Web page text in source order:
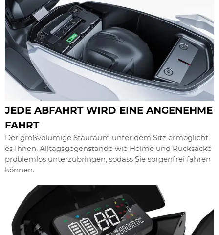
JEDE ABFAHRT WIRD EINE ANGENEHME
FAHRT
Der großvolumige Stauraum unter dem Sitz ermöglicht
es Ihnen, Alltagsgegenstände wie Helme und Rucksäcke
problemlos unterzubringen, sodass Sie sorgenfrei fahren
können.